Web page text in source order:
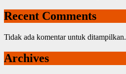
Recent Comments
Tidak ada komentar untuk ditampilkan.
Archives